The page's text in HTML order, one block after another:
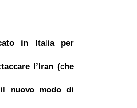
in Italia per
l’Iran (che
il nuovo modo di